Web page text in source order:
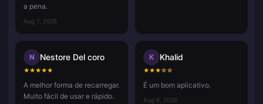
a pena.
Aug 7, 2026
N Nestore Del coro
★★★★★
A melhor forma de recarregar.
Muito fácil de usar e rápido.
K Khalid
★★★☆☆
É um bom aplicativo.
Aug 6, 2026